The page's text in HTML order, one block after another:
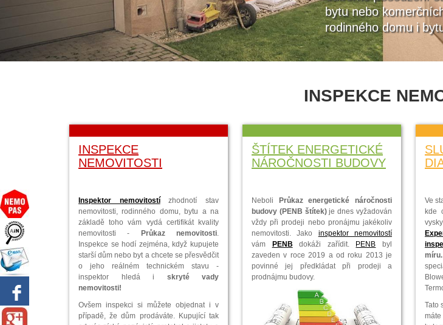
komerčních prostor a to při prodeji i nákupu
INSPEKCE
INSPEKCE
NEMOVITOSTI
Inspektor nemovitostí
zhodnotí stav
nemovitosti, rodinného domu, bytu a na
základě toho vám vydá certifikát kvality
nemovitosti -
Průkaz nemovitosti.
Inspekce se hodí zejména, když kupujete
starší dům nebo byt a chcete se přesvědčit
o jeho reálném technickém stavu -
inspektor hledá i skryté vady
nemovitosti!
Ovšem inspekci si můžete objednat i v
případě, že dům prodáváte. Kupující tak
ŠTÍTEK ENERGETICKÉ
NÁROČNOSTI BUDOVY
Neboli
Průkaz energetické náročnosti
budovy (PENB štítek)je dnes vyžadován
vždy při prodeji nebo pronájmu jakékoliv
nemovitosti. Jako inspektor nemovitostí
vám
PENB dokáži zařídit. PENB byl
zaveden v roce 2019 a od roku 2013 je
povinné jej předkládat při prodeji a
prodnájmu budovy.
Ve
kde
Tato